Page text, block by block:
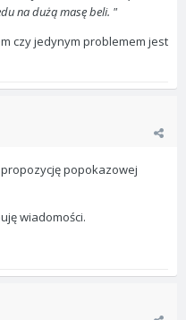
na dużą masę beli. "
czy jedynym problemem jest
popokazowej
wiadomości.